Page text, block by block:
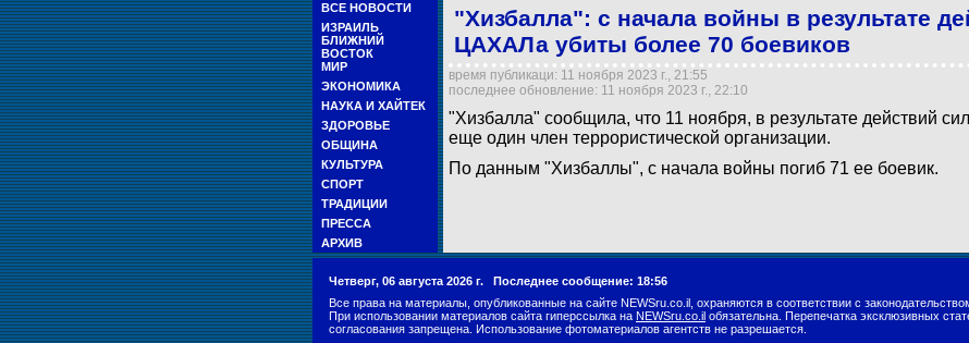
ВСЕ НОВОСТИ
ИЗРАИЛЬ
БЛИЖНИЙ
ВОСТОК
МИР
ЭКОНОМИКА
НАУКА И ХАЙТЕК
ЗДОРОВЬЕ
ОБЩИНА
КУЛЬТУРА
СПОРТ
ТРАДИЦИИ
ПРЕССА
АРХИВ
"Хизбалла": с начала войны в результате
ЦАХАЛа убиты более 70 боевиков
время публикаци: 11 ноября 2023 г., 21:55
последнее обновление: 11 ноября 2023 г., 22:10
"Хизбалла" сообщила, что 11 ноября, в результате действий
еще один член террористической организации.
По данным "Хизбаллы", с начала войны погиб 71 ее боевик.
Четверг, 06 августа 2026 г. Последнее сообщение: 18:56
Все права на материалы, опубликованные на сайте NEWSru.co.il, охраняются в соответствии с
При использовании материалов сайта гиперссылка на NEWSru.co.il обязательна. Перепечатка эксклюзивных
согласования запрещена. Использование фотоматериалов агентств не разрешается.